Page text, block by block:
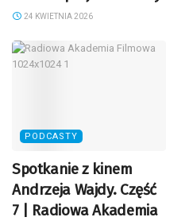
24 KWIETNIA 2026
PODCASTY
Spotkanie z kinem
Andrzeja Wajdy. Część
7 | Radiowa Akademia